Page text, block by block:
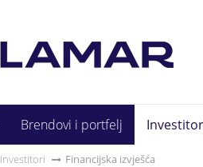
Brendovi i portfelj
Investitori Financijska izvješća